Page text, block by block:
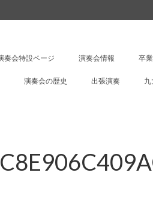
奏会特設ページ 演奏会情報 卒
演奏会の歴史 出張演奏